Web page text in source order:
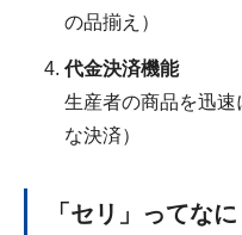
の品揃え）
代金決済機能
生産者の商品を迅
な決済）
「セリ」ってなに